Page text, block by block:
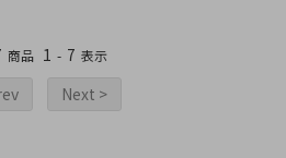
商品 1 - 7 表示
Next >